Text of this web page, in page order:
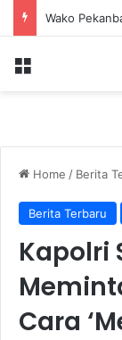
Menu
Home / Berita
Berita Terbaru
Kapolri
Cara